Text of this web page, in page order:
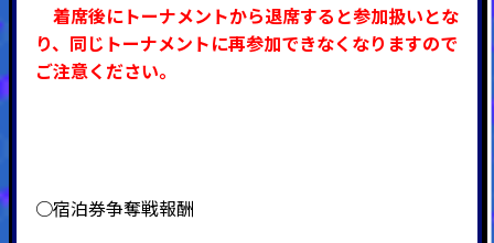
着席後にトーナメントから退席すると参加扱いとな
り、同じトーナメントに再参加できなくなりますので
ご注意ください。
○宿泊券争奪戦報酬